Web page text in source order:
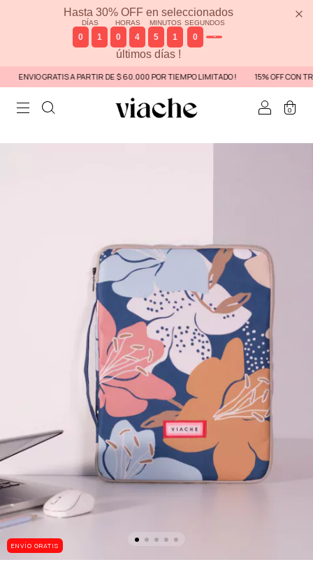
Hasta 30% OFF en seleccionados
DÍAS
0 1
HORAS
0 4
MINUTOS
5 1
SEGUNDOS
0 4
últimos días !
GRATIS A PARTIR DE $ 60.000 POR TIEMPO LIMITADO ! 15% OFF CON
0
ENVÍO GRATIS